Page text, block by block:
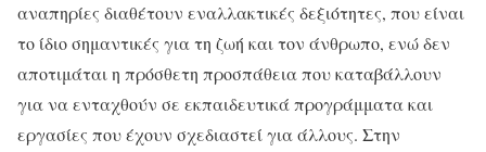
αναπηρίες διαθέτουν εναλλακτικές δεξιότητες, που είναι
το ίδιο σημαντικές για τη ζωή και τον άνθρωπο, ενώ δεν
αποτιμάται η πρόσθετη προσπάθεια που καταβάλλουν
για να ενταχθούν σε εκπαιδευτικά προγράμματα και
εργασίες που έχουν σχεδιαστεί για άλλους. Στην